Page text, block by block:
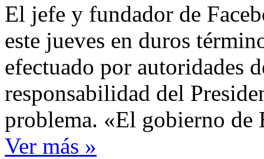
El jefe y fundador de
este jueves en duros
efectuado por autoridades
responsabilidad del
problema. «El gobierno
Ver más »